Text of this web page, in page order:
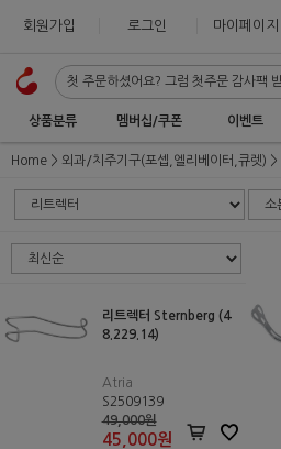
회원가입 로그인 마이페이지
상품분류 멤버십/쿠폰 이벤트
Home 외과/치주기구(포셉,엘리베이터,큐렛)
리트렉터 Sternberg (4
8.229.14)
Atria
S2509139
49,000원
45,000원